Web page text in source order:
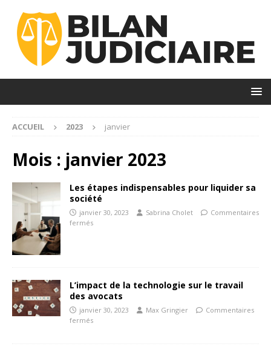
ACCUEIL 2023 janvier
Mois : janvier 2023
Les étapes indispensables pour liquider sa
société
janvier 30, 2023 Sabrina Cholet
Commentaires
fermés
L’impact de la technologie sur le travail
des avocats
janvier 30, 2023 Max Gringier
Commentaires
fermés